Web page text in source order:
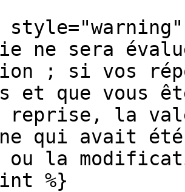
style="warning"
ne sera
; si vos
et que vous
reprise, la
qui avait
la
%}